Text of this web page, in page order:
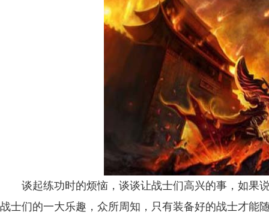
谈起练功时的烦恼，谈谈让战士们高兴的事，如果
战士们的一大乐趣，众所周知，只有装备好的战士才能